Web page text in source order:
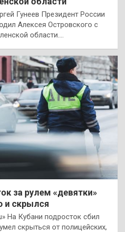
Гунеев Президент России
Алексея Островского с
области.…
за рулем «девятки»
и скрылся
На Кубани подросток сбил
скрыться от полицейских,